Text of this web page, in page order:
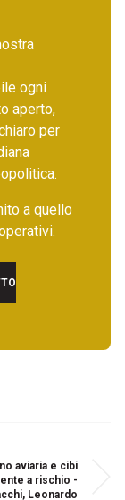
ogni
aperto,
per
a quello
aviaria e cibi
a rischio -
Leonardo